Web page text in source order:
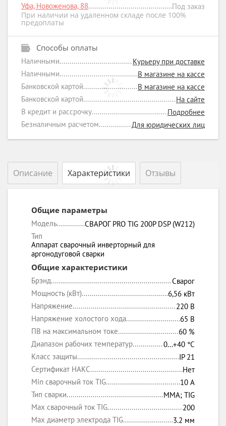
Уфа, Новоженова, 88
Под заказ
При наличии на удаленном складе после 100%
предоплаты
Способы оплаты
Наличными
Курьеру при доставке
Наличными
В магазине на кассе
Банковской картой
В магазине на кассе
Банковской картой
На сайте
В кредит и рассрочку
Подробнее
Безналичным расчетом
Для юридических лиц
Описание Характеристики Отзывы
Общие параметры
Модель
СВАРОГ PRO TIG 200P DSP (W212)
Тип
Аппарат сварочный инверторный для
аргонодуговой сварки
Общие характеристики
Брэнд
Сварог
Мощность (кВт)
6,56 кВт
Напряжение
220 В
Напряжение холостого хода
65 В
ПВ на максимальном токе
60 %
Диапазон рабочих температур
0...+40 °C
Класс защиты
IP 21
Сертификат НАКС
Нет
Min сварочный ток TIG
10 А
Тип сварки
MMA; TIG
Max сварочный ток TIG
200
Max диаметр электрода TIG
3.2 мм